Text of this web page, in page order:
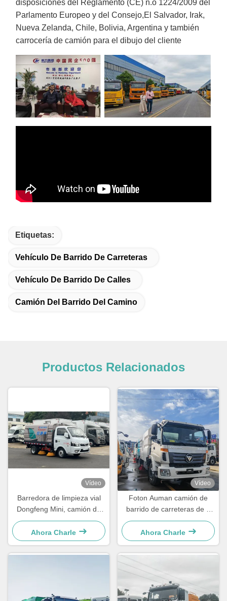
disposiciones del Reglamento (CE) n.o 1224/2009 del
Parlamento Europeo y del Consejo,El Salvador, Irak,
Nueva Zelanda, Chile, Bolivia, Argentina y también
carrocería de camión para el dibujo del cliente
Etiquetas:
Vehículo De Barrido De Carreteras
Vehículo De Barrido De Calles
Camión Del Barrido Del Camino
Productos Relacionados
Vídeo
Barredora de limpieza vial
Dongfeng Mini, camión de
aspiración de polvo y
pulverización de agua
Ahora Charle
Vídeo
Foton Auman camión de
barrido de carreteras de 2
ejes camión de barrido de
calle de vacío
Ahora Charle